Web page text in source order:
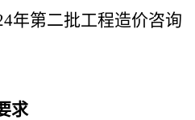
年第二批工程造价咨询
求